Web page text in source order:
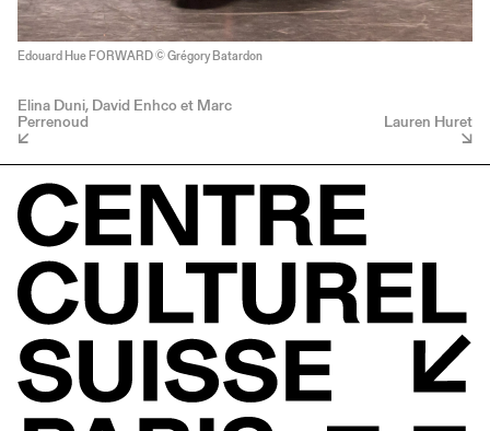
Edouard Hue FORWARD © Grégory Batardon
Elina Duni, David Enhco et Marc
Perrenoud Lauren Huret